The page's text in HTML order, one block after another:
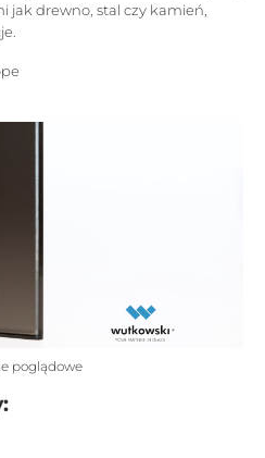
jak drewno, stal czy kamień,
poglądowe